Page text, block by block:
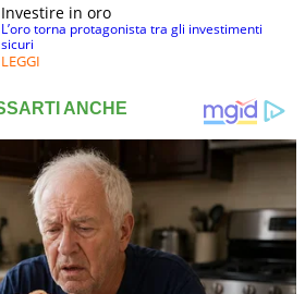
Investire in oro
L’oro torna protagonista tra gli investimenti
sicuri
LEGGI